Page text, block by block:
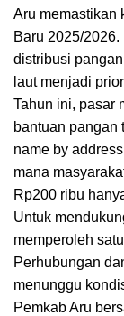
Aru memastikan
Baru 2025/
distribusi
laut menjadi
Tahun ini, pasar
bantuan pangan
name by
mana
Rp200 ribu
Untuk
memperoleh
Perhubungan
menunggu
Pemkab Aru